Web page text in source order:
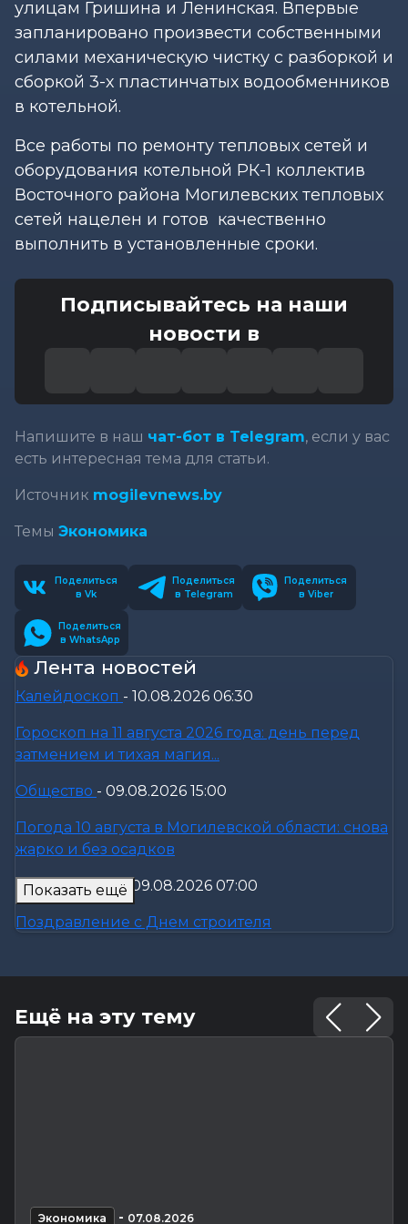
улицам Гришина и Ленинская. Впервые
запланировано произвести собственными
силами механическую чистку с разборкой и
сборкой 3-х пластинчатых водообменников
в котельной.
Все работы по ремонту тепловых сетей и
оборудования котельной РК-1 коллектив
Восточного района Могилевских тепловых
сетей нацелен и готов качественно
выполнить в установленные сроки.
Подписывайтесь на наши
новости в
Напишите в наш чат-бот в Telegram, если у вас
есть интересная тема для статьи.
Источник mogilevnews.by
Темы Экономика
Поделиться
в Vk
Поделиться
в Telegram
Поделиться
в Viber
Поделиться
в WhatsApp
Лента новостей
Калейдоскоп - 10.08.2026 06:30
Гороскоп на 11 августа 2026 года: день перед
затмением и тихая магия...
Общество - 09.08.2026 15:00
Погода 10 августа в Могилевской области: снова
жарко и без осадков
Официально - 09.08.2026 07:00
Поздравление с Днем строителя
астропрогноз для каждого...
Показать ещё
Ещё на эту тему
Экономика - 07.08.2026